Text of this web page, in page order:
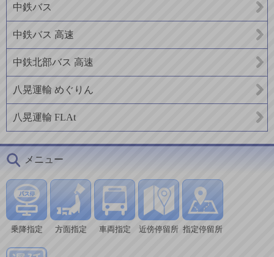
中鉄バス
中鉄バス 高速
中鉄北部バス 高速
八晃運輸 めぐりん
八晃運輸 FLAt
メニュー
乗降指定 方面指定 車両指定 近傍停留所 指定停留所